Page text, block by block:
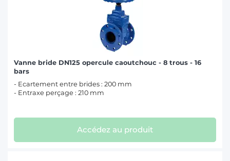
Vanne bride DN125 opercule caoutchouc - 8 trous - 16
bars
- Ecartement entre brides : 200 mm
- Entraxe perçage : 210 mm
Accédez au produit